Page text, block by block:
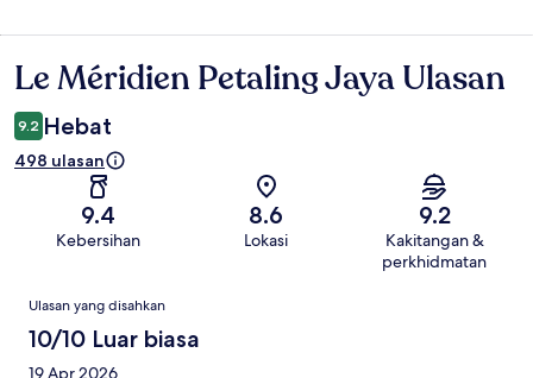
Ulasan
Le Méridien Petaling Jaya Ulasan
9.2 Hebat
498 ulasan
9.4
Kebersihan
8.6
Lokasi
9.2
Kakitangan &
perkhidmatan
Ulasan
Ulasan yang disahkan
10/10 Luar biasa
19 Apr 2026